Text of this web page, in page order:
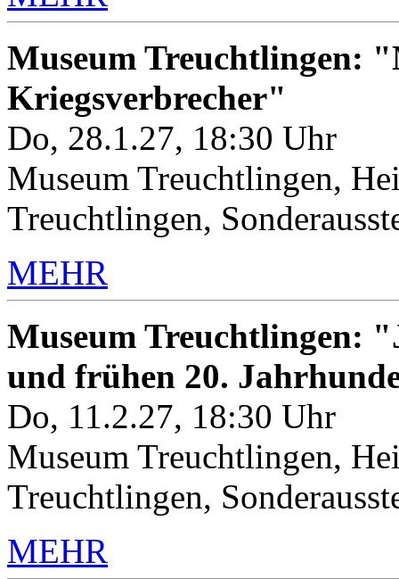
Museum Treuchtlingen:
Kriegsverbrecher"
Do, 28.1.27, 18:30 Uhr
Museum Treuchtlingen,
Treuchtlingen,
MEHR
Museum Treuchtlingen:
und frühen 20.
Do, 11.2.27, 18:30 Uhr
Museum Treuchtlingen,
Treuchtlingen,
MEHR